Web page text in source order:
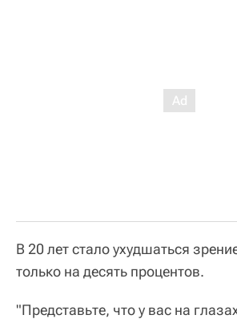
В 20 лет стало ухудшаться
только на десять процентов.
"Представьте, что у вас на